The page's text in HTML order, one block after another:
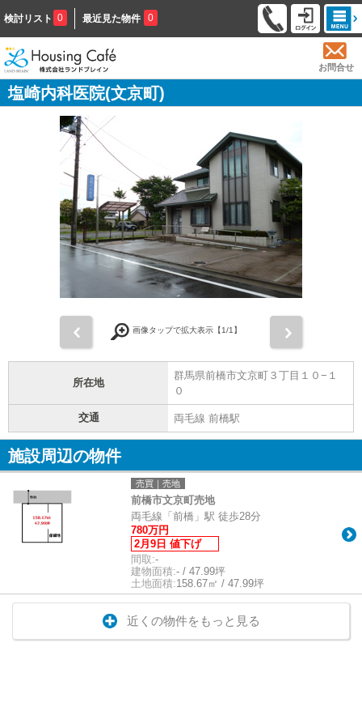
検討リスト 0 最近見た物件 0
お問合せ
塩崎内科医院(文京町)
画像タップで拡大表示【1/1】
所在地
群馬県前橋市文京町３丁目１０−１
０
交通 両毛線 前橋駅
施設周辺の物件
売買｜売地
前橋市文京町売地
両毛線「前橋」駅 徒歩28分
780万円
2月9日 値下げ
間取:-
建物面積:- / 47.99坪
土地面積:158.67㎡ / 47.99坪
近くの物件をもっと見る